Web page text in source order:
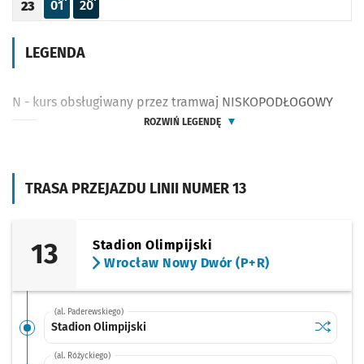
TRASA PRZEJAZDU LINII NUMER 13
13
Stadion Olimpijski
Wrocław Nowy Dwór (P+R)
(al. Paderewskiego)
Stadion Olimpijski Sprawdź
Stadion
(al. Różyckiego)
Godzina odjazdu
23
Odjazd
01
minut po godzinie 23
Odjazd
20
minut po godzinie 23
LEGENDA
N - kurs obsługiwany przez tramwaj NISKOPODŁOGOWY
ROZWIŃ LEGENDĘ